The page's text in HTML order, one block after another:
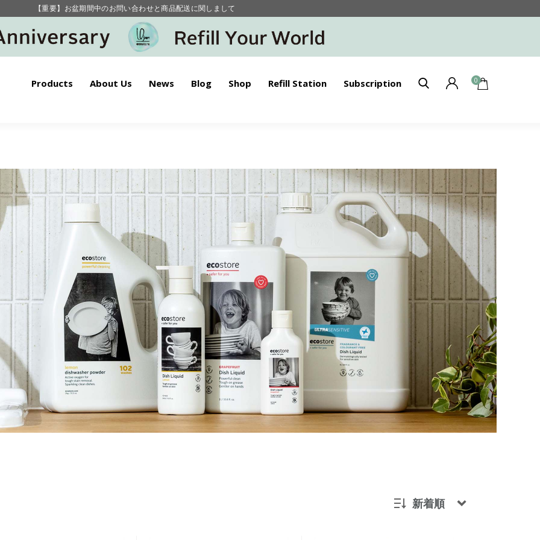
【重要】お盆期間中のお問い合わせと商品配送に関しまして
毎月お得にポイントが貯まる！ “月のポイントアップデー”
Products About Us News Blog Shop Refill Station Subscription 0
新着順